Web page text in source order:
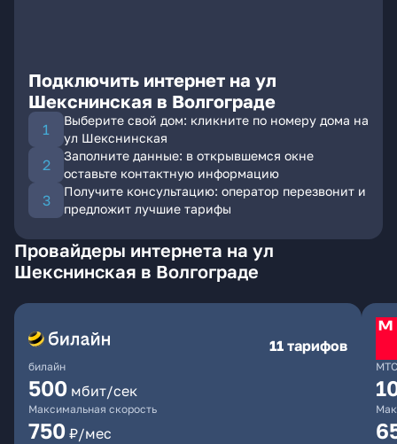
Подключить интернет на ул
Шекснинская в Волгограде
Выберите свой дом: кликните по номеру дома на
ул Шекснинская
Заполните данные: в открывшемся окне
оставьте контактную информацию
Получите консультацию: оператор перезвонит и
предложит лучшие тарифы
Провайдеры интернета на ул
Шекснинская в Волгограде
билайн
11 тарифов
500 мбит/сек
Максимальная скорость
750 ₽/мес
МТС